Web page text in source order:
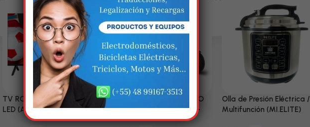
TV RCA 43” 1080P Full HD
LED (Android Smart TV)
Triciclo Eléctrico (MODELO
ZJ150-R) 60V/45~52AH-
1200W
Olla de Presión Eléctrica /
Multifunción (MI.ELITE)
compreensão.